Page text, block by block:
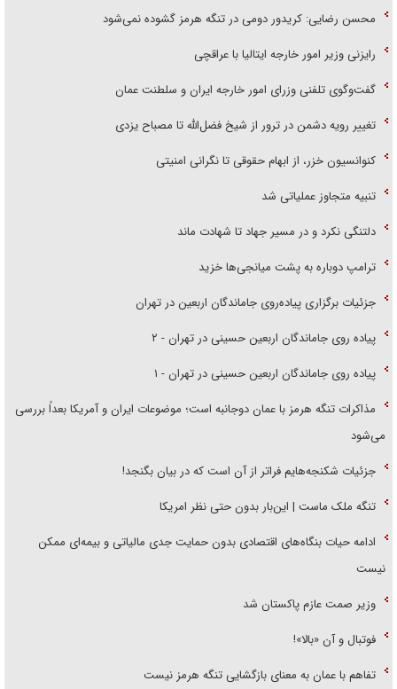
محسن رضایی: کریدور دومی در تنگه هرمز گشوده نمی‌شود
رایزنی وزیر امور خارجه ایتالیا با عراقچی
گفت‌وگوی تلفنی وزرای امور خارجه ایران و سلطنت عمان
تغییر رویه دشمن در ترور از شیخ فضل‌الله تا مصباح یزدی
کنوانسیون خزر، از ابهام حقوقی تا نگرانی امنیتی
تنبیه متجاوز عملیاتی شد
دلتنگی نکرد و در مسیر جهاد تا شهادت ماند
ترامپ دوباره به پشت میانجی‌ها خزید
جزئیات برگزاری پیاده‌روی جاماندگان اربعین در تهران
پیاده روی جاماندگان اربعین حسینی در تهران - ۲
پیاده روی جاماندگان اربعین حسینی در تهران - ۱
مذاکرات تنگه هرمز با عمان دوجانبه است؛ موضوعات ایران و آمریکا بعداً بررسی
می‌شود
جزئیات شکنجه‌هایم فراتر از آن است که در بیان بگنجد!
تنگه ملک ماست | این‌بار بدون حتی نظر امریکا
ادامه حیات بنگاه‌های اقتصادی بدون حمایت جدی مالیاتی و بیمه‌ای ممکن
نیست
وزیر صمت عازم پاکستان شد
فوتبال و آن «بالا»!
تفاهم با عمان به معنای بازگشایی تنگه هرمز نیست